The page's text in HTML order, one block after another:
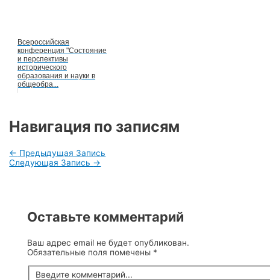
Всероссийская
конференция "Состояние
и перспективы
исторического
образования и науки в
общеобра...
Навигация по записям
← Предыдущая Запись
Следующая Запись →
Оставьте комментарий
Ваш адрес email не будет опубликован.
Обязательные поля помечены *
Введите комментарий...